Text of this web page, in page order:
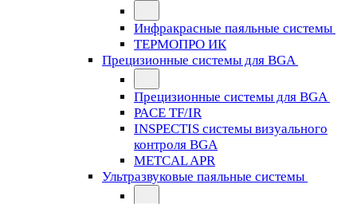
Инфракрасные паяльные системы
ТЕРМОПРО ИК
Прецизионные системы для BGA
Прецизионные системы для BGA
PACE TF/IR
INSPECTIS системы визуального
контроля BGA
METCAL APR
Ультразвуковые паяльные системы